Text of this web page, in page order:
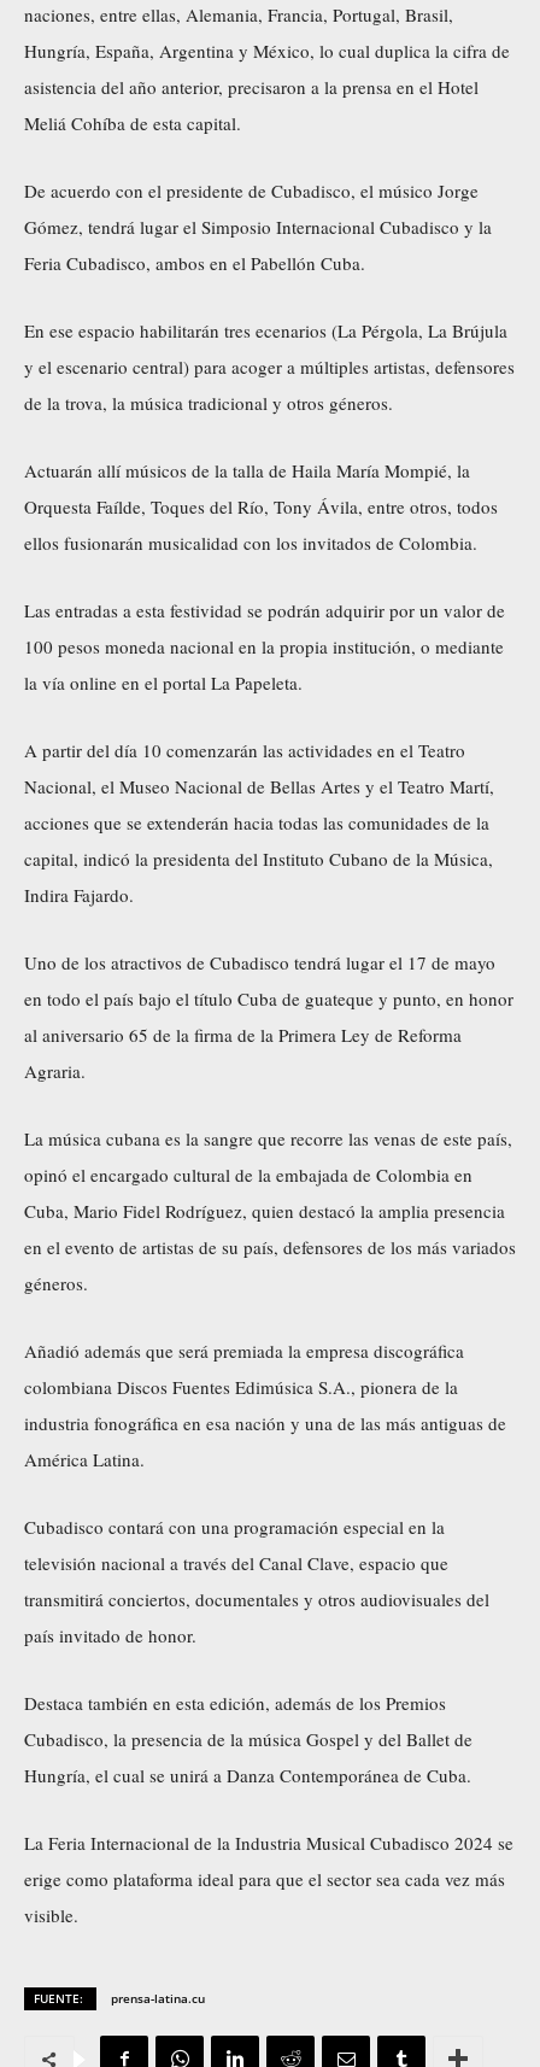
naciones, entre ellas, Alemania, Francia, Portugal, Brasil,
Hungría, España, Argentina y México, lo cual duplica la cifra de
asistencia del año anterior, precisaron a la prensa en el Hotel
Meliá Cohíba de esta capital.
De acuerdo con el presidente de Cubadisco, el músico Jorge
Gómez, tendrá lugar el Simposio Internacional Cubadisco y la
Feria Cubadisco, ambos en el Pabellón Cuba.
En ese espacio habilitarán tres ecenarios (La Pérgola, La Brújula
y el escenario central) para acoger a múltiples artistas, defensores
de la trova, la música tradicional y otros géneros.
Actuarán allí músicos de la talla de Haila María Mompié, la
Orquesta Faílde, Toques del Río, Tony Ávila, entre otros, todos
ellos fusionarán musicalidad con los invitados de Colombia.
Las entradas a esta festividad se podrán adquirir por un valor de
100 pesos moneda nacional en la propia institución, o mediante
la vía online en el portal La Papeleta.
A partir del día 10 comenzarán las actividades en el Teatro
Nacional, el Museo Nacional de Bellas Artes y el Teatro Martí,
acciones que se extenderán hacia todas las comunidades de la
capital, indicó la presidenta del Instituto Cubano de la Música,
Indira Fajardo.
Uno de los atractivos de Cubadisco tendrá lugar el 17 de mayo
en todo el país bajo el título Cuba de guateque y punto, en honor
al aniversario 65 de la firma de la Primera Ley de Reforma
Agraria.
La música cubana es la sangre que recorre las venas de este país,
opinó el encargado cultural de la embajada de Colombia en
Cuba, Mario Fidel Rodríguez, quien destacó la amplia presencia
en el evento de artistas de su país, defensores de los más variados
géneros.
Añadió además que será premiada la empresa discográfica
colombiana Discos Fuentes Edimúsica S.A., pionera de la
industria fonográfica en esa nación y una de las más antiguas de
América Latina.
Cubadisco contará con una programación especial en la
televisión nacional a través del Canal Clave, espacio que
transmitirá conciertos, documentales y otros audiovisuales del
país invitado de honor.
Destaca también en esta edición, además de los Premios
Cubadisco, la presencia de la música Gospel y del Ballet de
Hungría, el cual se unirá a Danza Contemporánea de Cuba.
La Feria Internacional de la Industria Musical Cubadisco 2024 se
erige como plataforma ideal para que el sector sea cada vez más
visible.
FUENTE: prensa-latina.cu